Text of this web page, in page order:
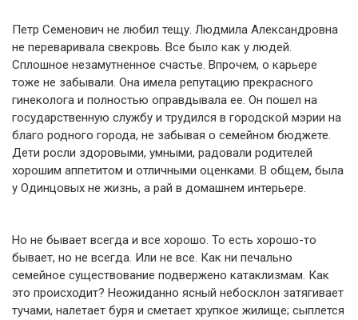
Петр Семенович не любил тещу. Людмила Александровна
не переваривала свекровь. Все было как у людей.
Сплошное незамутненное счастье. Впрочем, о карьере
тоже не забывали. Она имела репутацию прекрасного
гинеколога и полностью оправдывала ее. Он пошел на
государственную службу и трудился в городской мэрии на
благо родного города, не забывая о семейном бюджете.
Дети росли здоровыми, умными, радовали родителей
хорошим аппетитом и отличными оценками. В общем, была
у Одинцовых не жизнь, а рай в домашнем интерьере.
Но не бывает всегда и все хорошо. То есть хорошо-то
бывает, но не всегда. Или не все. Как ни печально
семейное существование подвержено катаклизмам. Как
это происходит? Неожиданно ясный небосклон затягивает
тучами, налетает буря и сметает хрупкое жилище; сыплется